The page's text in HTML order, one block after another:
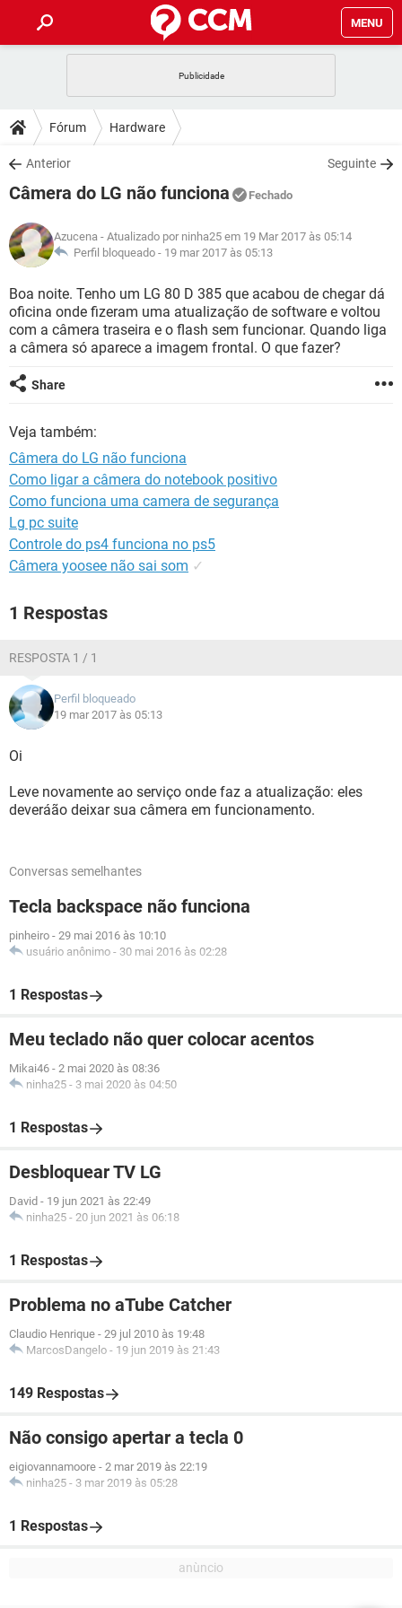
MENU
CELULAR
OUTLOOK
INSTAGRAM GMAIL
GUIA DE COMPRAS
DICAS
JOGOS
INSTAGRAM GMAIL
GUIA DE COMPRAS
DOWNLOADS
JOGOS WHATSAPP
CELULAR
OUTLOOK EXCEL
INSTAGRAM GMAIL
GUIA DE COMPRAS
JOGOS WHATSAPP
CELULAR
OUTLOOK EXCEL
INSTAGRAM GMAIL
GLOSSÁRIO
WHATSAPP
CELULAR FACEBOOK
OUTLOOK EXCEL
INSTAGRAM
Fórum Hardware
Anterior Seguinte
Câmera do LG não funciona Fechado
Azucena - Atualizado por ninha25 em 19 Mar 2017 às 05:14
Perfil bloqueado - 19 mar 2017 às 05:13
Boa noite. Tenho um LG 80 D 385 que acabou de chegar dá
oficina onde fizeram uma atualização de software e voltou
com a câmera traseira e o flash sem funcionar. Quando liga
a câmera só aparece a imagem frontal. O que fazer?
Share
Veja também:
Câmera do LG não funciona
Como ligar a câmera do notebook positivo
Como funciona uma camera de segurança
Lg pc suite
Controle do ps4 funciona no ps5
Câmera yoosee não sai som ✓
1 Respostas
RESPOSTA 1 / 1
Perfil bloqueado
19 mar 2017 às 05:13
Oi
Leve novamente ao serviço onde faz a atualização: eles
deveráão deixar sua câmera em funcionamento.
Conversas semelhantes
Tecla backspace não funciona
pinheiro - 29 mai 2016 às 10:10
usuário anônimo - 30 mai 2016 às 02:28
1 Respostas
Meu teclado não quer colocar acentos
Mikai46 - 2 mai 2020 às 08:36
ninha25 - 3 mai 2020 às 04:50
1 Respostas
Desbloquear TV LG
David - 19 jun 2021 às 22:49
ninha25 - 20 jun 2021 às 06:18
1 Respostas
Problema no aTube Catcher
Claudio Henrique - 29 jul 2010 às 19:48
MarcosDangelo - 19 jun 2019 às 21:43
149 Respostas
Não consigo apertar a tecla 0
eigiovannamoore - 2 mar 2019 às 22:19
ninha25 - 3 mar 2019 às 05:28
1 Respostas